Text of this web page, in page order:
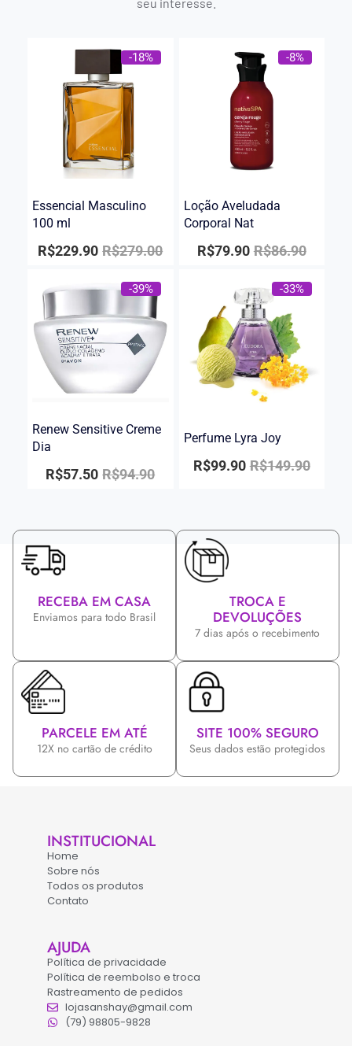
-18%
Essencial Masculino
100 ml
R$279.00
R$229.90
-8%
Loção Aveludada
Corporal Nat
R$86.90
R$79.90
-39%
Renew Sensitive Creme
Dia
R$94.90
R$57.50
-33%
Perfume Lyra Joy
R$149.90
R$99.90
RECEBA EM CASA
Enviamos para todo Brasil
TROCA E
DEVOLUÇÕES
7 dias após o recebimento
PARCELE EM ATÉ
12X no cartão de crédito
SITE 100% SEGURO
Seus dados estão protegidos
INSTITUCIONAL
Home
Sobre nós
Todos os produtos
Contato
AJUDA
Política de privacidade
Política de reembolso e troca
Rastreamento de pedidos
lojasanshay@gmail.com
(79) 98805-9828